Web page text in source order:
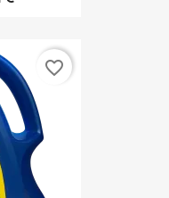
favorite_border